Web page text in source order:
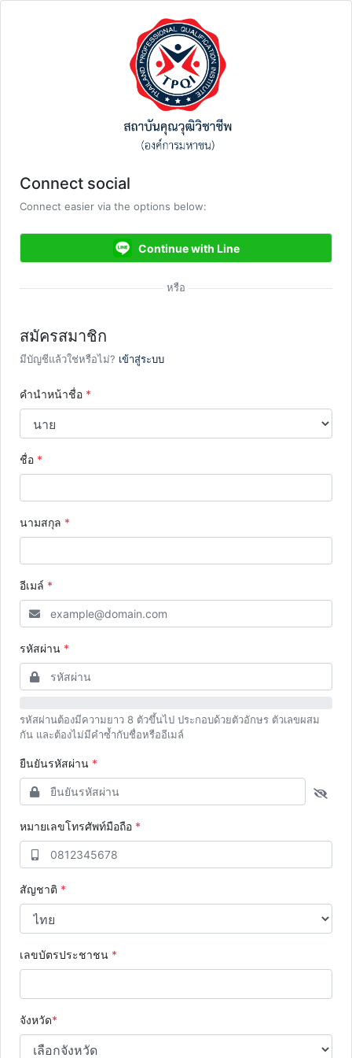
Connect social
Connect easier via the options below:
Continue with Line
สมัครสมาชิก
มีบัญชีแล้วใช่หรือไม่? เข้าสู่ระบบ
คำนำหน้าชื่อ *
ชื่อ *
นามสกุล *
อีเมล์ *
รหัสผ่าน *
ยืนยันรหัสผ่าน *
รหัสผ่านต้องมีความยาว 8 ตัวขึ้นไป ประกอบด้วยตัวอักษร ตัวเลขผสม
กัน และต้องไม่มีคำซ้ำกับชื่อหรืออีเมล์
หมายเลขโทรศัพท์มือถือ *
สัญชาติ *
เลขบัตรประชาชน *
จังหวัด*